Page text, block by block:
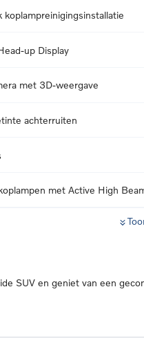
koplampreinigingsinstallatie
up Display
met 3D-weergave
achterruiten
met Active High
SUV en geniet van een